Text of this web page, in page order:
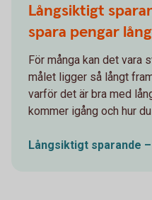
Långsiktigt
spara pengar
För många kan det vara
målet ligger så långt
varför det är bra med
kommer igång och hur
Långsiktigt sparande